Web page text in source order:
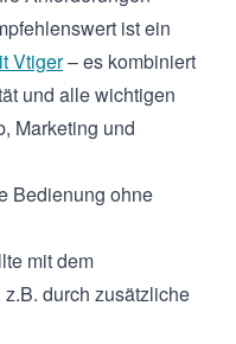
ist ein
Vtiger– es kombiniert
und alle wichtigen
Marketing und
Bedienung ohne
mit dem
durch zusätzliche